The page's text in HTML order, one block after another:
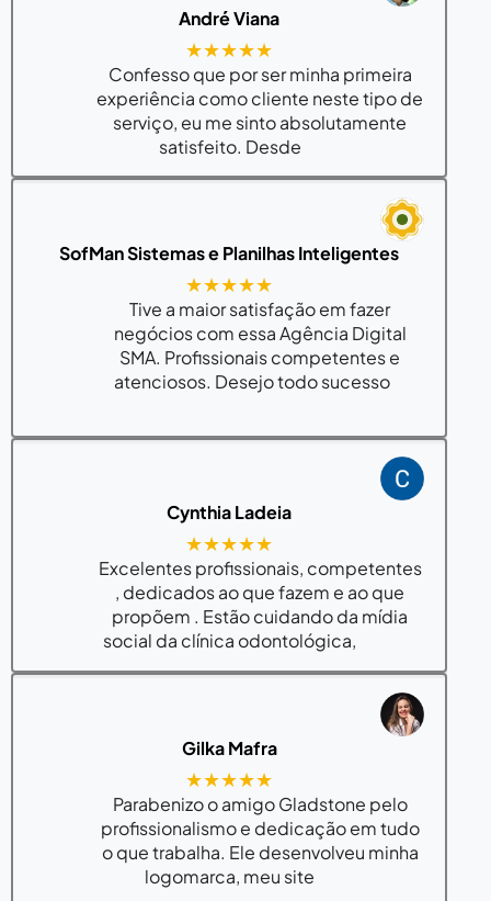
André Viana
★★★★★
Confesso que por ser minha primeira
experiência como cliente neste tipo de
serviço, eu me sinto absolutamente
satisfeito. Desde
SofMan Sistemas e Planilhas Inteligentes
★★★★★
Tive a maior satisfação em fazer
negócios com essa Agência Digital
SMA. Profissionais competentes e
atenciosos. Desejo todo sucesso
Cynthia Ladeia
★★★★★
Excelentes profissionais, competentes
, dedicados ao que fazem e ao que
propõem . Estão cuidando da mídia
social da clínica odontológica,
Gilka Mafra
★★★★★
Parabenizo o amigo Gladstone pelo
profissionalismo e dedicação em tudo
o que trabalha. Ele desenvolveu minha
logomarca, meu site